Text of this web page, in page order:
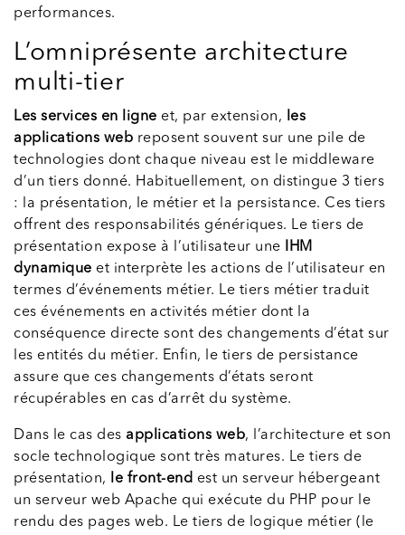
performances.
L’omniprésente architecture
multi-tier
Les services en ligne et, par extension,
les
applications web reposent souvent sur une pile de
technologies dont chaque niveau est le middleware
d’un tiers donné. Habituellement, on distingue 3 tiers
: la présentation, le métier et la persistance. Ces tiers
offrent des responsabilités génériques. Le tiers de
présentation expose à l’utilisateur une
IHM
dynamique et interprète les actions de l’utilisateur en
termes d’événements métier. Le tiers métier traduit
ces événements en activités métier dont la
conséquence directe sont des changements d’état sur
les entités du métier. Enfin, le tiers de persistance
assure que ces changements d’états seront
récupérables en cas d’arrêt du système.
Dans le cas des applications web, l’architecture et son
socle technologique sont très matures. Le tiers de
présentation,
le front-end est un serveur hébergeant
un serveur web Apache qui exécute du PHP pour le
rendu des pages web. Le tiers de logique métier (le